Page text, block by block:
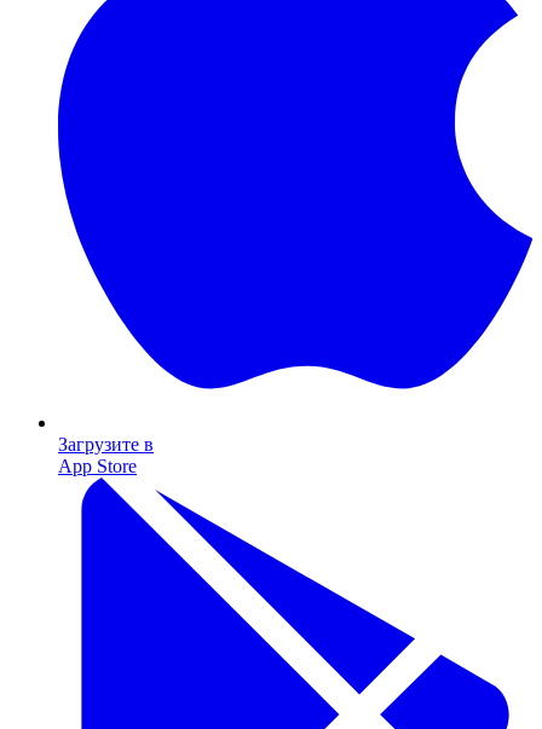
Загрузите в
App Store